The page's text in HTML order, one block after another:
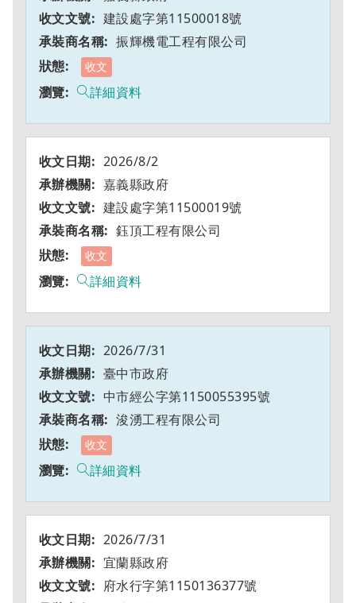
建設處字第11500018號
振輝機電工程有限公司
收文
詳細資料
2026/8/2
嘉義縣政府
建設處字第11500019號
鈺頂工程有限公司
收文
詳細資料
2026/7/31
臺中市政府
中市經公字第1150055395號
浚湧工程有限公司
收文
詳細資料
2026/7/31
宜蘭縣政府
府水行字第1150136377號